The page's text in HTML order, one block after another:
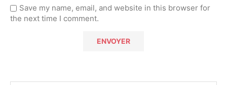
Save my name, email, and website in this browser for
the next time I comment.